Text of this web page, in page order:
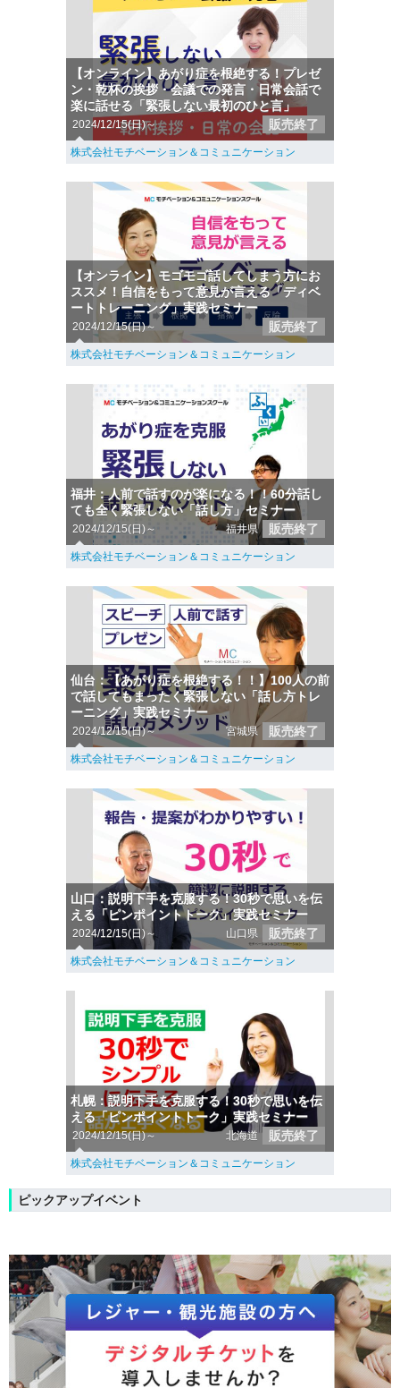
【オンライン】あがり症を根絶する！プレゼ
ン・乾杯の挨拶・会議での発言・日常会話で
楽に話せる「緊張しない最初のひと言」
2024/12/15(日)～ 販売終了
株式会社モチベーション＆コミュニケーション
【オンライン】モゴモゴ話してしまう方にお
ススメ！自信をもって意見が言える「ディベ
ートトレーニング」実践セミナー
2024/12/15(日)～ 販売終了
株式会社モチベーション＆コミュニケーション
福井：人前で話すのが楽になる！！60分話し
ても全く緊張しない「話し方」セミナー
2024/12/15(日)～ 福井県 販売終了
株式会社モチベーション＆コミュニケーション
仙台：【あがり症を根絶する！！】100人の前
で話してもまったく緊張しない「話し方トレ
ーニング」実践セミナー
2024/12/15(日)～ 宮城県 販売終了
株式会社モチベーション＆コミュニケーション
山口：説明下手を克服する！30秒で思いを伝
える「ピンポイントトーク」実践セミナー
2024/12/15(日)～ 山口県 販売終了
株式会社モチベーション＆コミュニケーション
札幌：説明下手を克服する！30秒で思いを伝
える「ピンポイントトーク」実践セミナー
2024/12/15(日)～ 北海道 販売終了
株式会社モチベーション＆コミュニケーション
ピックアップイベント